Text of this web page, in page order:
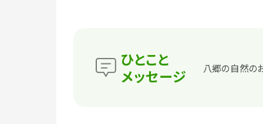
ひとこと
メッセージ
八郷の自然の